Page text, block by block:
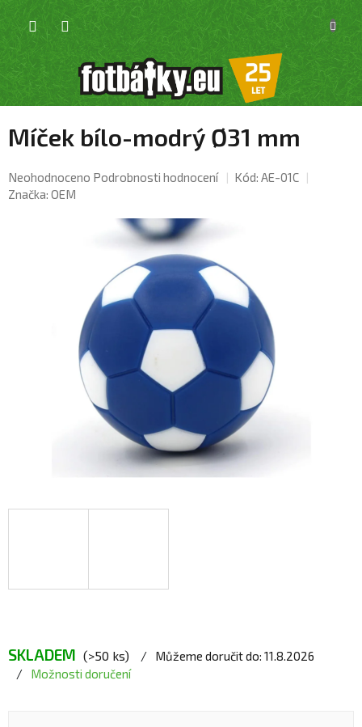
Přejít
obsah
KOŠÍK
Míček bílo-modrý Ø31 mm
Průměrné
hodnocení
Neohodnoceno Podrobnosti hodnocení Kód: AE-01C
Značka: OEM
SKLADEM (>50 ks) Můžeme doručit do: 11.8.2026
Možnosti doručení